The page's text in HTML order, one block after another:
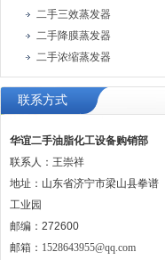
二手三效蒸发器
二手降膜蒸发器
二手浓缩蒸发器
联系方式
华谊二手油脂化工设备购销部
联系人：王崇祥
地址：山东省济宁市梁山县拳谱
工业园
邮编：272600
邮箱： 1528643955@qq.com